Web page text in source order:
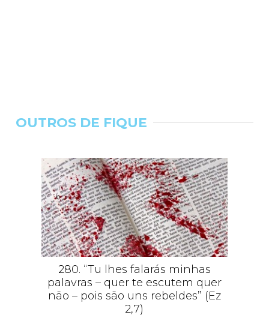
OUTROS DE FIQUE
280. “Tu lhes falarás minhas
palavras – quer te escutem quer
não – pois são uns rebeldes” (Ez
2,7)